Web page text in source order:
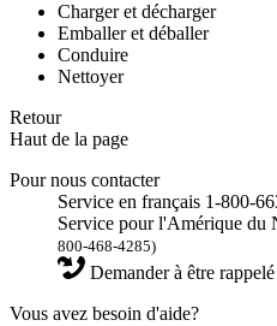
Charger et décharger
Emballer et déballer
Conduire
Nettoyer
Retour
Haut de la page
Pour nous contacter
Service en français 1-800-
Service pour l'Amérique
800-468-4285)
Demander à être rappelé
Vous avez besoin d'aide?